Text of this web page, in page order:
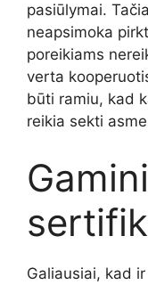
pasiūlymai.
neapsimoka
poreikiams
verta
būti ramiu, kad
reikia sekti
Galiausiai, kad